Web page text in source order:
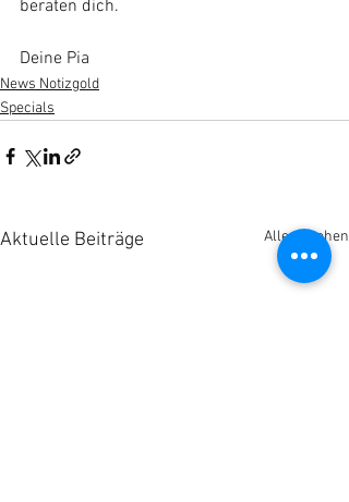
beraten dich.
Deine Pia
News Notizgold
Specials
Aktuelle Beiträge Alle ansehen